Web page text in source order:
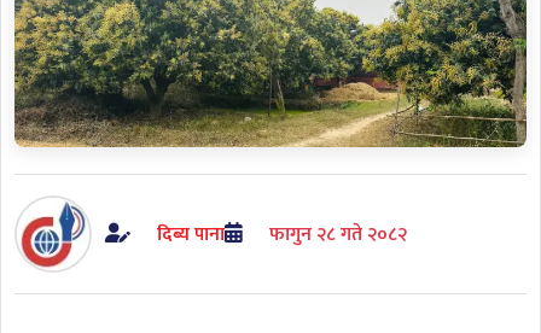
दिब्य पाना फागुन २८ गते २०८२